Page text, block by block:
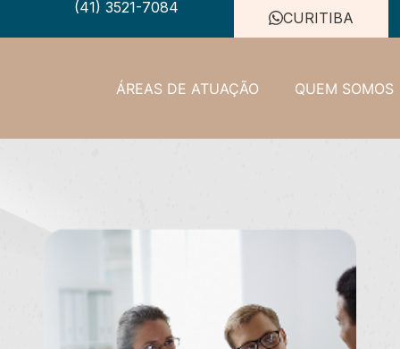
(41) 3521-7084
CURITIBA
ÁREAS DE ATUAÇÃO QUEM SOMOS